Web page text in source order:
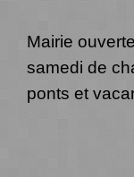
Mairie
samedi de
ponts et